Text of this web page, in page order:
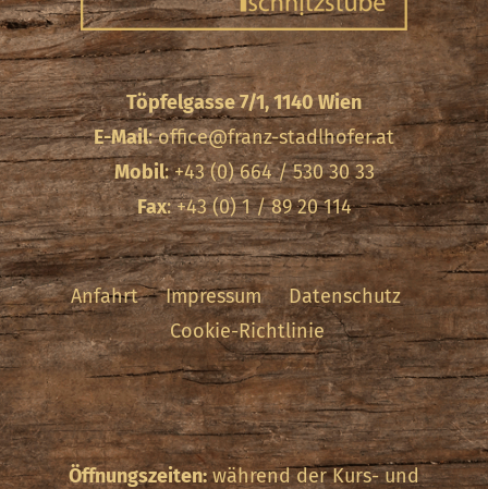
Töpfelgasse 7/1, 1140 Wien
E-Mail:office@franz-stadlhofer.at
Mobil: +43 (0) 664 / 530 30 33
Fax: +43 (0) 1 / 89 20 114
Anfahrt Impressum
Datenschutz
Cookie-Richtlinie
Öffnungszeiten:während der Kurs- und